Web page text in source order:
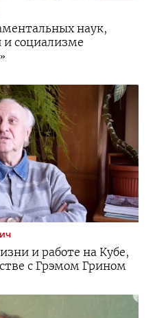
наук,
и социализме
и работе на Кубе,
с Грэмом Грином